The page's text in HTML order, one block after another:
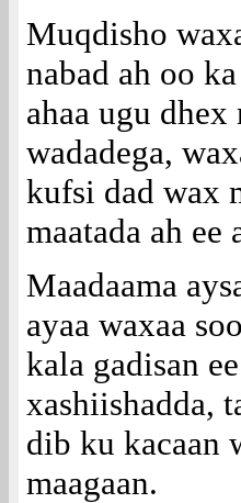
Muqdisho
nabad ah oo
ahaa ugu
wadadega,
kufsi dad wax
maatada ah ee
Maadaama
ayaa waxaa
kala gadisan
xashiishadda,
dib ku kacaan
maagaan.